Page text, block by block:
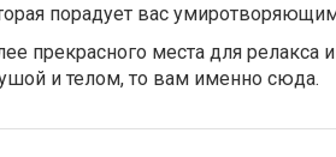
порадует вас
прекрасного места для релакса
и телом, то вам именно сюда.